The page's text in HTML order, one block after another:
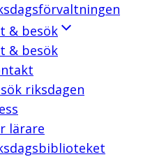
& besök
& besök
riksdagen
lärare